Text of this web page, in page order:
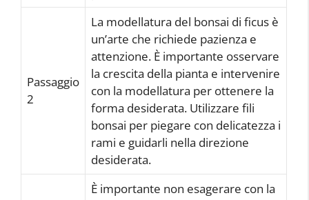
Passaggio
2
La modellatura del bonsai di ficus è
un’arte che richiede pazienza e
attenzione. È importante osservare
la crescita della pianta e intervenire
con la modellatura per ottenere la
forma desiderata. Utilizzare fili
bonsai per piegare con delicatezza i
rami e guidarli nella direzione
desiderata.
È importante non esagerare con la